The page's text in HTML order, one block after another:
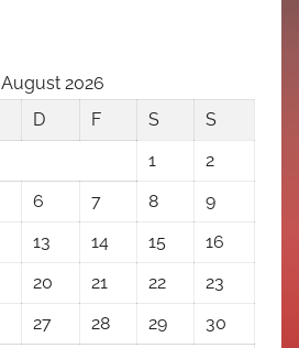
August 2026
D F S
S
1
2
6 7 8
9
13 14 15
16
20 21 22
23
27 28 29 30